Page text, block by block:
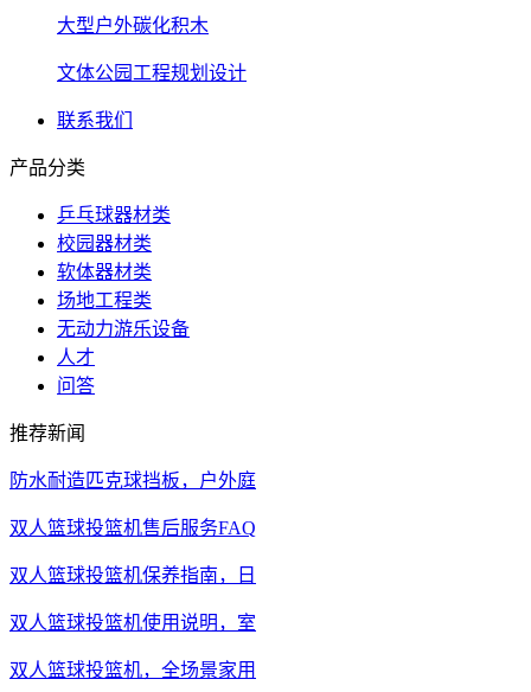
大型户外碳化积木
文体公园工程规划设计
联系我们
产品分类
乒乓球器材类
校园器材类
软体器材类
场地工程类
无动力游乐设备
人才
问答
推荐新闻
防水耐造匹克球挡板，户外庭
双人篮球投篮机售后服务FAQ
双人篮球投篮机保养指南，日
双人篮球投篮机使用说明，室
双人篮球投篮机，全场景家用